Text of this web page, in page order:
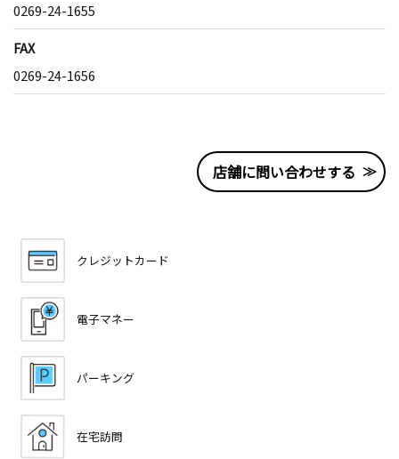
0269-24-1655
FAX
0269-24-1656
店舗に問い合わせする
クレジットカード
電子マネー
パーキング
在宅訪問